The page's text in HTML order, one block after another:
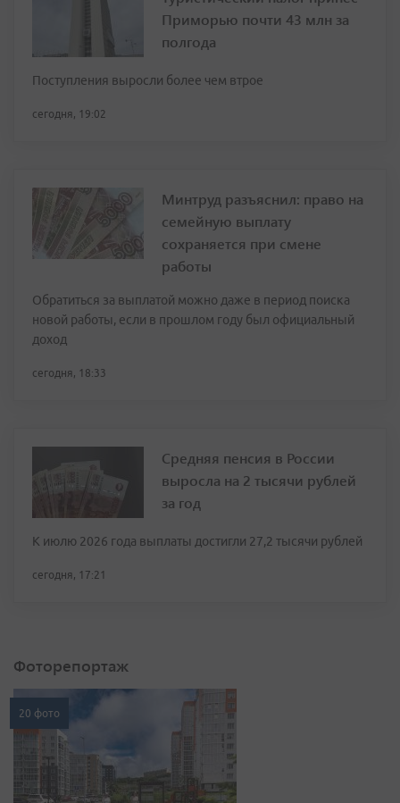
Приморью почти 43 млн за
полгода
Поступления выросли более чем втрое
сегодня, 19:02
Минтруд разъяснил: право на
семейную выплату
сохраняется при смене
работы
Обратиться за выплатой можно даже в период поиска
новой работы, если в прошлом году был официальный
доход
сегодня, 18:33
Средняя пенсия в России
выросла на 2 тысячи рублей
за год
К июлю 2026 года выплаты достигли 27,2 тысячи рублей
сегодня, 17:21
Фоторепортаж
20 фото